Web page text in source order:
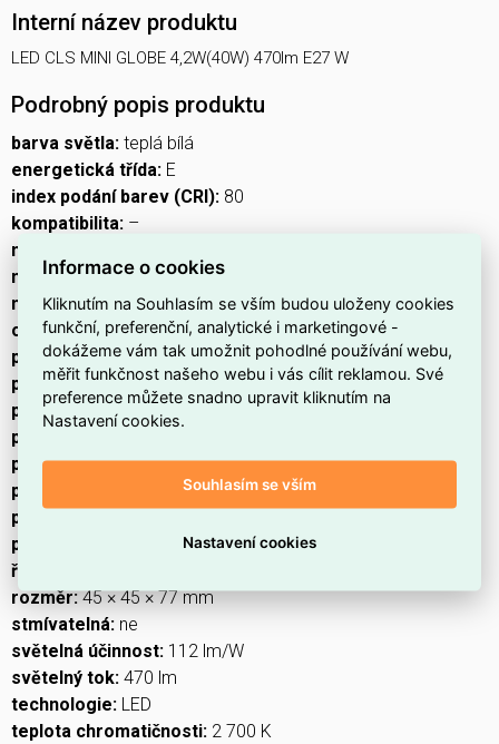
Interní název produktu
LED CLS MINI GLOBE 4,2W(40W) 470lm E27 W
Podrobný popis produktu
barva světla: teplá bílá
energetická třída: E
index podání barev (CRI): 80
kompatibilita: –
náhrada za žárovku:
napětí:230 V~/50 Hz
notifikace do mobilní aplikace:ne
ovládání hlasovými asistenty:ne
patice (uchycení žárovky):E27
počet čipů:neuvádí se
počet spínacích cyklů:
30 000
podporované OS:
přenosová frekvence:–
příkon:
prodejní obal:
protokol:
řada:
rozměr: 45 × 45 × 77 mm
stmívatelná: ne
světelná účinnost: 112 lm/W
světelný tok: 470 lm
technologie: LED
teplota chromatičnosti: 2 700 K
Informace o cookies
Kliknutím na Souhlasím se vším budou uloženy cookies
funkční, preferenční, analytické i marketingové -
dokážeme vám tak umožnit pohodlné používání webu,
měřit funkčnost našeho webu i vás cílit reklamou. Své
preference můžete snadno upravit kliknutím na
Nastavení cookies.
Souhlasím se vším
Nastavení cookies